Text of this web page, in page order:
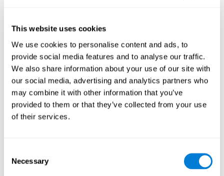
This website uses cookies
We use cookies to personalise content and ads, to
provide social media features and to analyse our traffic.
We also share information about your use of our site with
our social media, advertising and analytics partners who
may combine it with other information that you’ve
provided to them or that they’ve collected from your use
of their services.
Selection
Necessary
El Test de Estimación II, predice otra manera de medir la
ya que dependerá de la atención auditiva y de la memoria a
corto plazo el óptimo resultado de la tarea. La tarea debe
realizarse en un lugar libre de ruidos externos y con plena
atención para escuchar el estímulo y predecir o estimar una
medición.
En el Test de Estimación III, el usuario deberá predecir,
anticipar o suponer, la posición, la situación y la distancia